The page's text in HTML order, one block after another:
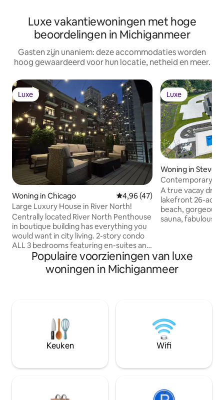
Luxe vakantiewoningen met hoge
beoordelingen in Michiganmeer
Gasten zijn unaniem: deze accommodaties worden
hoog gewaardeerd voor hun locatie, netheid en meer.
Luxe
Luxe
Woning in Chicago Gemiddelde beoordeling van
4,96 (47)
Large Luxury House in River North!
Centrally located River North Penthouse
in boutique building has everything you
would want in city living. 2-story condo
ALL 3 bedrooms featuring en-suites and
an additional 1/2 bath. Large living room
w/fireplace expands on to the outdoor
deck with beautiful built-in grill, 2nd
much more with this luxury style living.
Steps to all River North has to offer!
Luxe
Luxe
Woning in
Contemporary
Beach, Pool
A true vacay
lakefront 26-acre
beach, gorgeous
sauna, fabulous
and family room
screen TVs
Chef's Kitchen
Populaire voorzieningen van luxe
woningen in Michiganmeer
Keuken Wifi